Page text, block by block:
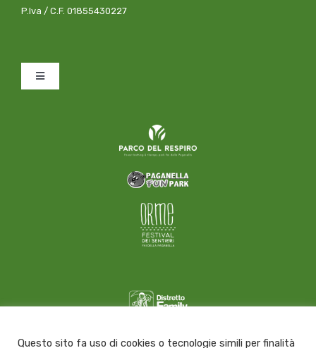
P.Iva / C.F. 01855430227
Toggle
Amministrazione trasparente
Privacy policy
Questo sito fa uso di cookies o tecnologie simili per finalità